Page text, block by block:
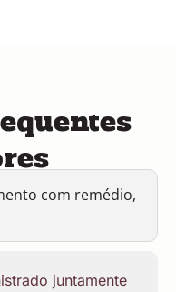
com remédio,
juntamente